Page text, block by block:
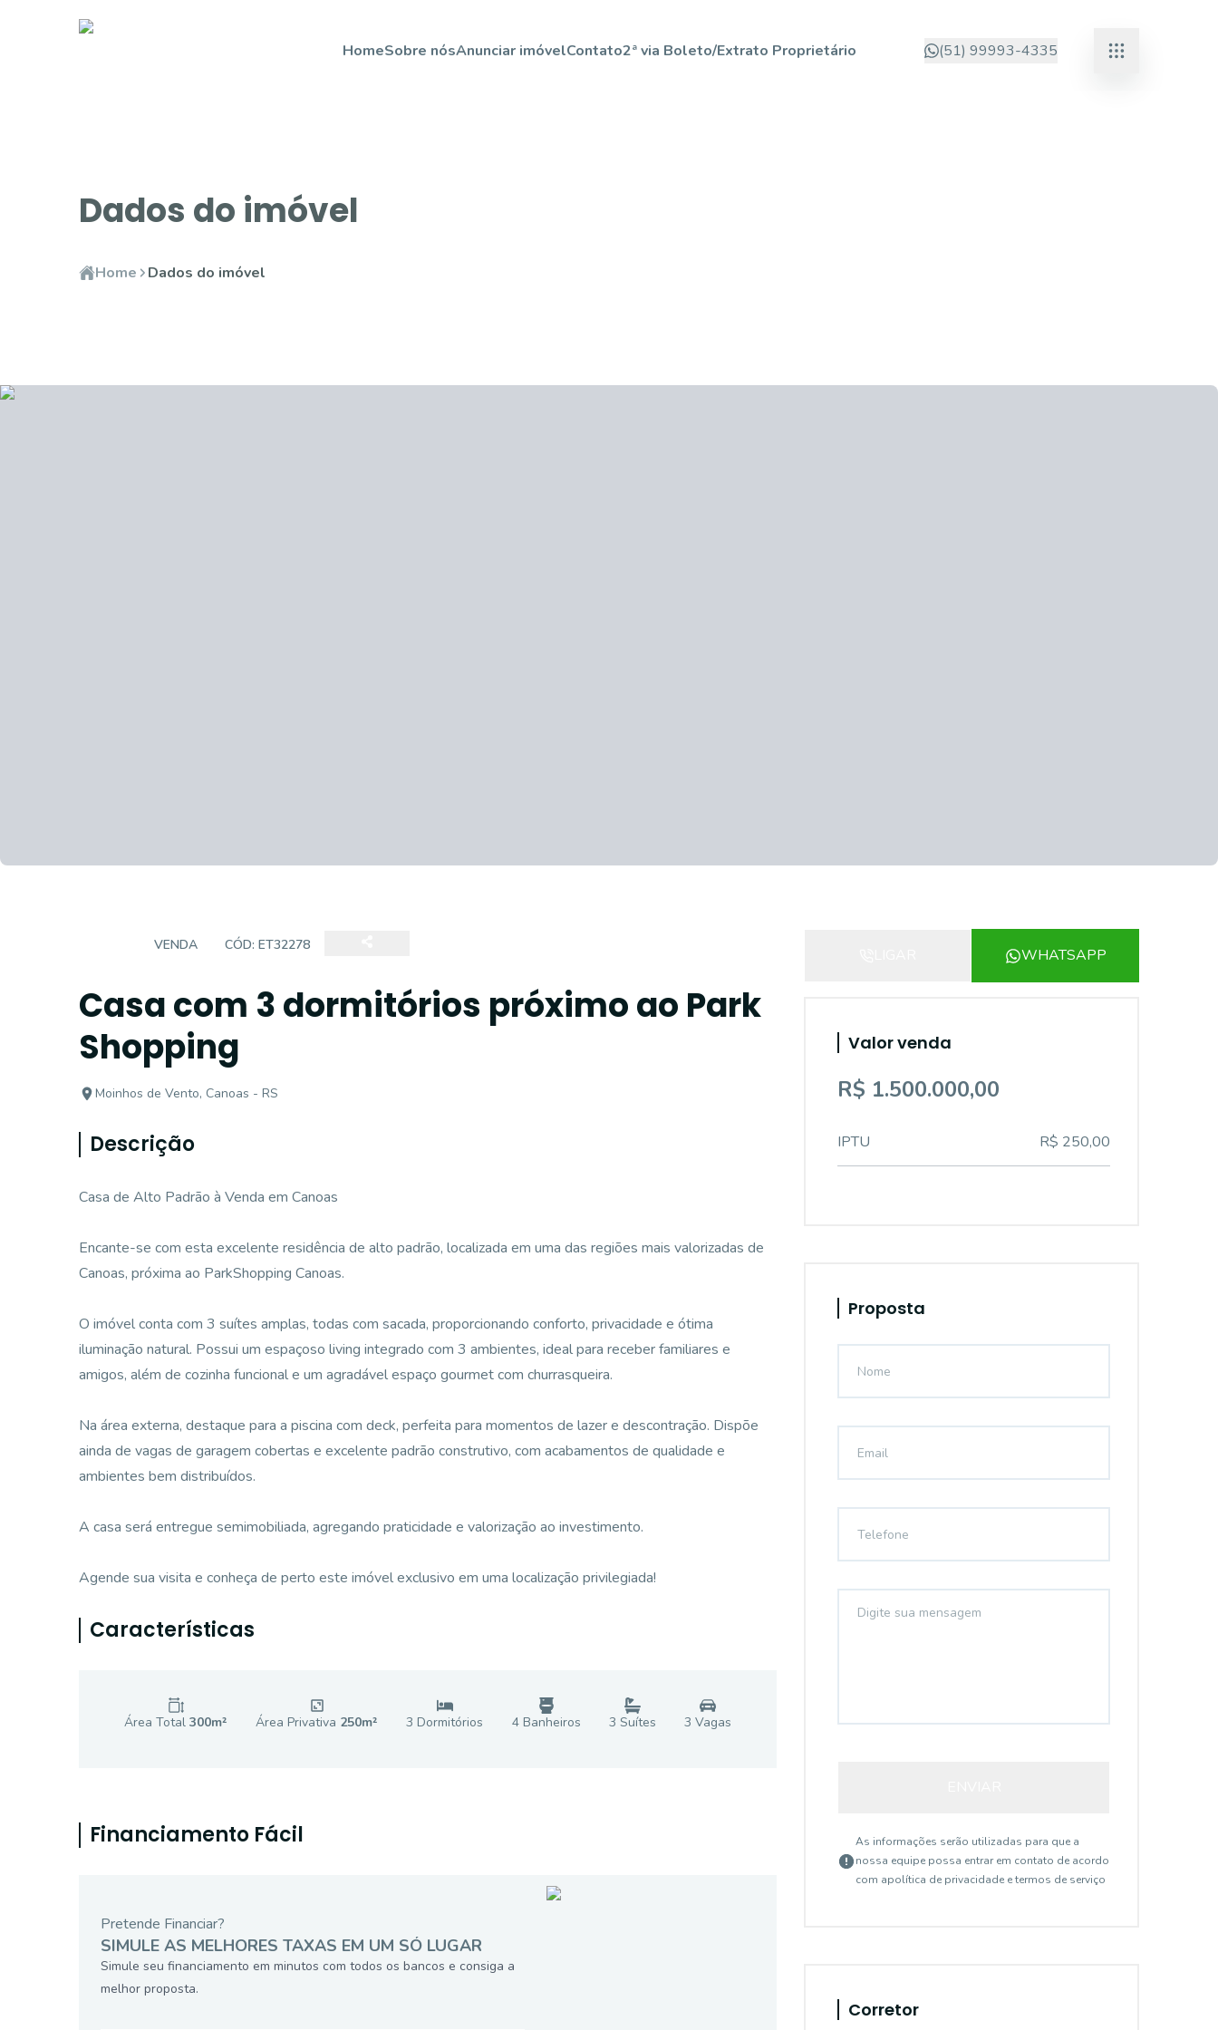
HomeSobre nósAnunciar imóvelContato2ª via Boleto/Extrato Proprietário (51) 99993-4335
Dados do imóvel
Home Dados do imóvel
VENDA CÓD: ET32278
Casa com 3 dormitórios próximo ao Park
Shopping
Moinhos de Vento, Canoas - RS
Descrição
Casa de Alto Padrão à Venda em Canoas
Encante-se com esta excelente residência de alto padrão, localizada em uma das regiões mais valorizadas de
Canoas, próxima ao ParkShopping Canoas.
O imóvel conta com 3 suítes amplas, todas com sacada, proporcionando conforto, privacidade e ótima
iluminação natural. Possui um espaçoso living integrado com 3 ambientes, ideal para receber familiares e
amigos, além de cozinha funcional e um agradável espaço gourmet com churrasqueira.
Na área externa, destaque para a piscina com deck, perfeita para momentos de lazer e descontração. Dispõe
ainda de vagas de garagem cobertas e excelente padrão construtivo, com acabamentos de qualidade e
ambientes bem distribuídos.
A casa será entregue semimobiliada, agregando praticidade e valorização ao investimento.
Agende sua visita e conheça de perto este imóvel exclusivo em uma localização privilegiada!
Características
Área Total 300m² Área Privativa 250m² 3 Dormitórios 4Banheiros 3 Suítes 3 Vagas
Financiamento Fácil
Pretende Financiar?
SIMULE AS MELHORES TAXAS EM UM SÓ LUGAR
Simule seu financiamento em minutos com todos os bancos e consiga a
melhor proposta.
WHATSAPP
Valor venda
R$ 1.500.000,00
IPTU R$ 250,00
Proposta
As informações serão utilizadas para que a
nossa equipe possa entrar em contato de acordo
com apolítica de privacidade e termos de serviço
Corretor